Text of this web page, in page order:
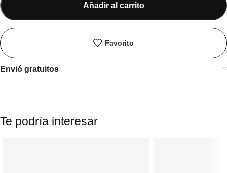
Añadir al carrito
Favorito
Envió gratuitos
Te podría interesar